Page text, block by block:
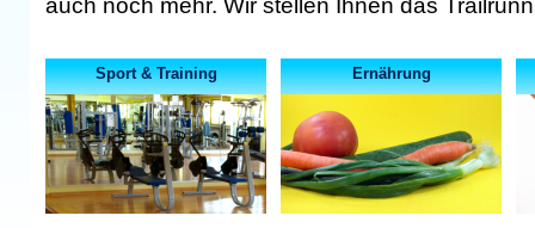
auch noch mehr. Wir stellen Ihnen das
Sport & Training Ernährung